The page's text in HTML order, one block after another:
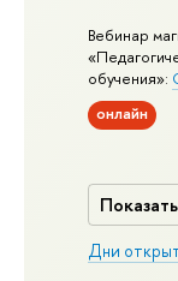
Вебинар
обучения»:
онлайн
Дни